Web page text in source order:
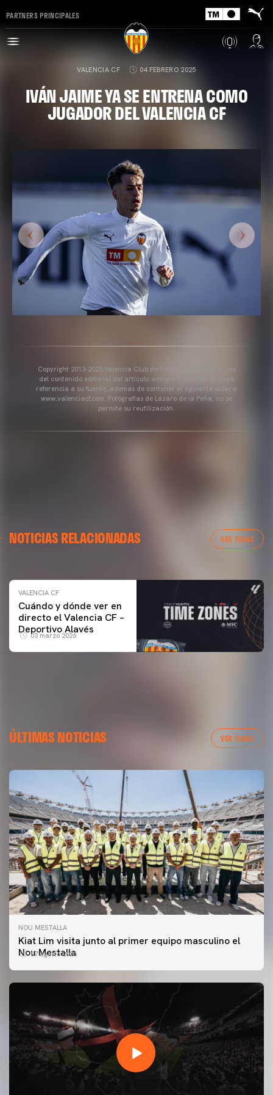
PARTNERS PRINCIPALES
VALENCIA CF 04 FEBRERO 2025
IVÁN JAIME YA SE ENTRENA COMO
JUGADOR DEL VALENCIA CF
Copyright 2013-2025 Valencia Club de Fútbol. Se permite el uso
del contenido editorial del artículo siempre y cuando se haga
referencia a su fuente, además de contener el siguiente enlace:
www.valenciacf.com. Fotografías de Lázaro de la Peña, no se
permite su reutilización.
NOTICIAS RELACIONADAS VER TODAS
ENTRENAMIENTO DEL VALENCIA CF 04/03/26
VALENCIA CF
Cuándo y dónde ver en
directo el Valencia CF –
Deportivo Alavés
03 marzo 2026
ÚLTIMAS NOTICIAS VER TODAS
NOU MESTALLA
Kiat Lim visita junto al primer equipo masculino el
Nou Mestalla
07 agosto 2026